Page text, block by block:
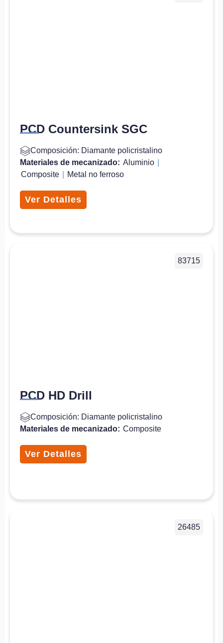
PCD Countersink SGC
Composición: Diamante policristalino
Materiales de mecanizado: Aluminio
Composite
Metal no ferroso
Ver Detalles
83715
PCD HD Drill
Composición: Diamante policristalino
Materiales de mecanizado: Composite
Ver Detalles
26485